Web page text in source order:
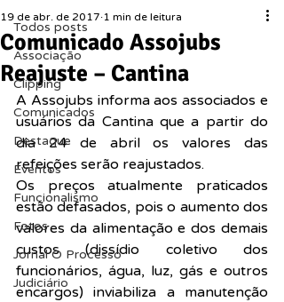
Todos posts
Associação
Clipping
Comunicados
Destaque
Eventos
Funcionalismo
Fotos
Jornal O Processo
Judiciário
Comunicado Assojubs
Reajuste – Cantina
19 de abr. de 2017 1 min de leitura
A Assojubs informa aos associados e
usuários da Cantina que a partir do
dia 24 de abril os valores das
refeições serão reajustados.
Os preços atualmente praticados
estão defasados, pois o aumento dos
valores da alimentação e dos demais
custos (dissídio coletivo dos
funcionários, água, luz, gás e outros
encargos) inviabiliza a manutenção